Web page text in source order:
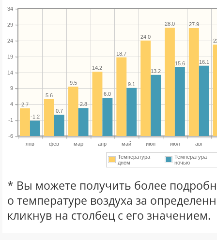
янв фев мар апр май июн июл авг
-6
-1
4
9
14
19
24
29
34
27.9
28.0
24.0
18.7
14.2
9.5
5.6
2.7
16.1
15.6
13.2
9.1
6.0
2.8
0.7
-1.2
Температура
днем
Температура
ночью
* Вы можете получить более
о температуре воздуха за
кликнув на столбец с его значением.